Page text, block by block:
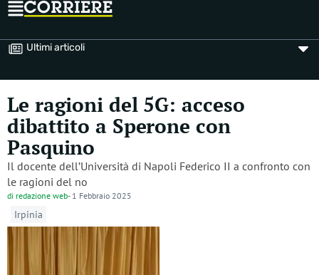
Ultimi articoli
Le ragioni del 5G: acceso
dibattito a Sperone con
Pasquino
Il docente dell’Università di Napoli Federico II a confronto con
le ragioni del no
di redazione web- 1 Febbraio 2025
Irpinia